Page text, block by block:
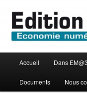
contenu
principal
contenu
secondaire
Edition
principal
Accueil Dans
Documents Nous